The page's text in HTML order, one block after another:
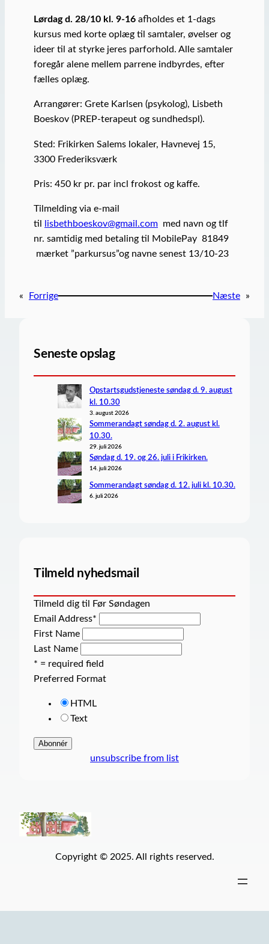
Lørdag d. 28/10 kl. 9-16 afholdes et 1-dags
kursus med korte oplæg til samtaler, øvelser og
ideer til at styrke jeres parforhold. Alle samtaler
foregår alene mellem parrene indbyrdes, efter
fælles oplæg.
Arrangører: Grete Karlsen (psykolog), Lisbeth
Boeskov (PREP-terapeut og sundhedspl).
Sted: Frikirken Salems lokaler, Havnevej 15,
3300 Frederiksværk
Pris: 450 kr pr. par incl frokost og kaffe.
Tilmelding via e-mail
til
lisbethboeskov@gmail.com med navn og tlf
nr. samtidig med betaling til MobilePay 81849
mærket ”parkursus”og navne senest 13/10-23
« Forrige Næste »
Seneste opslag
Opstartsgudstjeneste søndag d. 9. august
kl. 10.30
3. august 2026
Sommerandagt søndag d. 2. august kl.
10.30.
29. juli 2026
Søndag d. 19. og 26. juli i Frikirken.
14. juli 2026
Sommerandagt søndag d. 12. juli kl. 10.30.
6. juli 2026
Tilmeld nyhedsmail
Tilmeld dig til Før Søndagen
Email Address*
First Name
Last Name
* = required field
Preferred Format
HTML
Text
unsubscribe from list
Copyright © 2025. All rights reserved.